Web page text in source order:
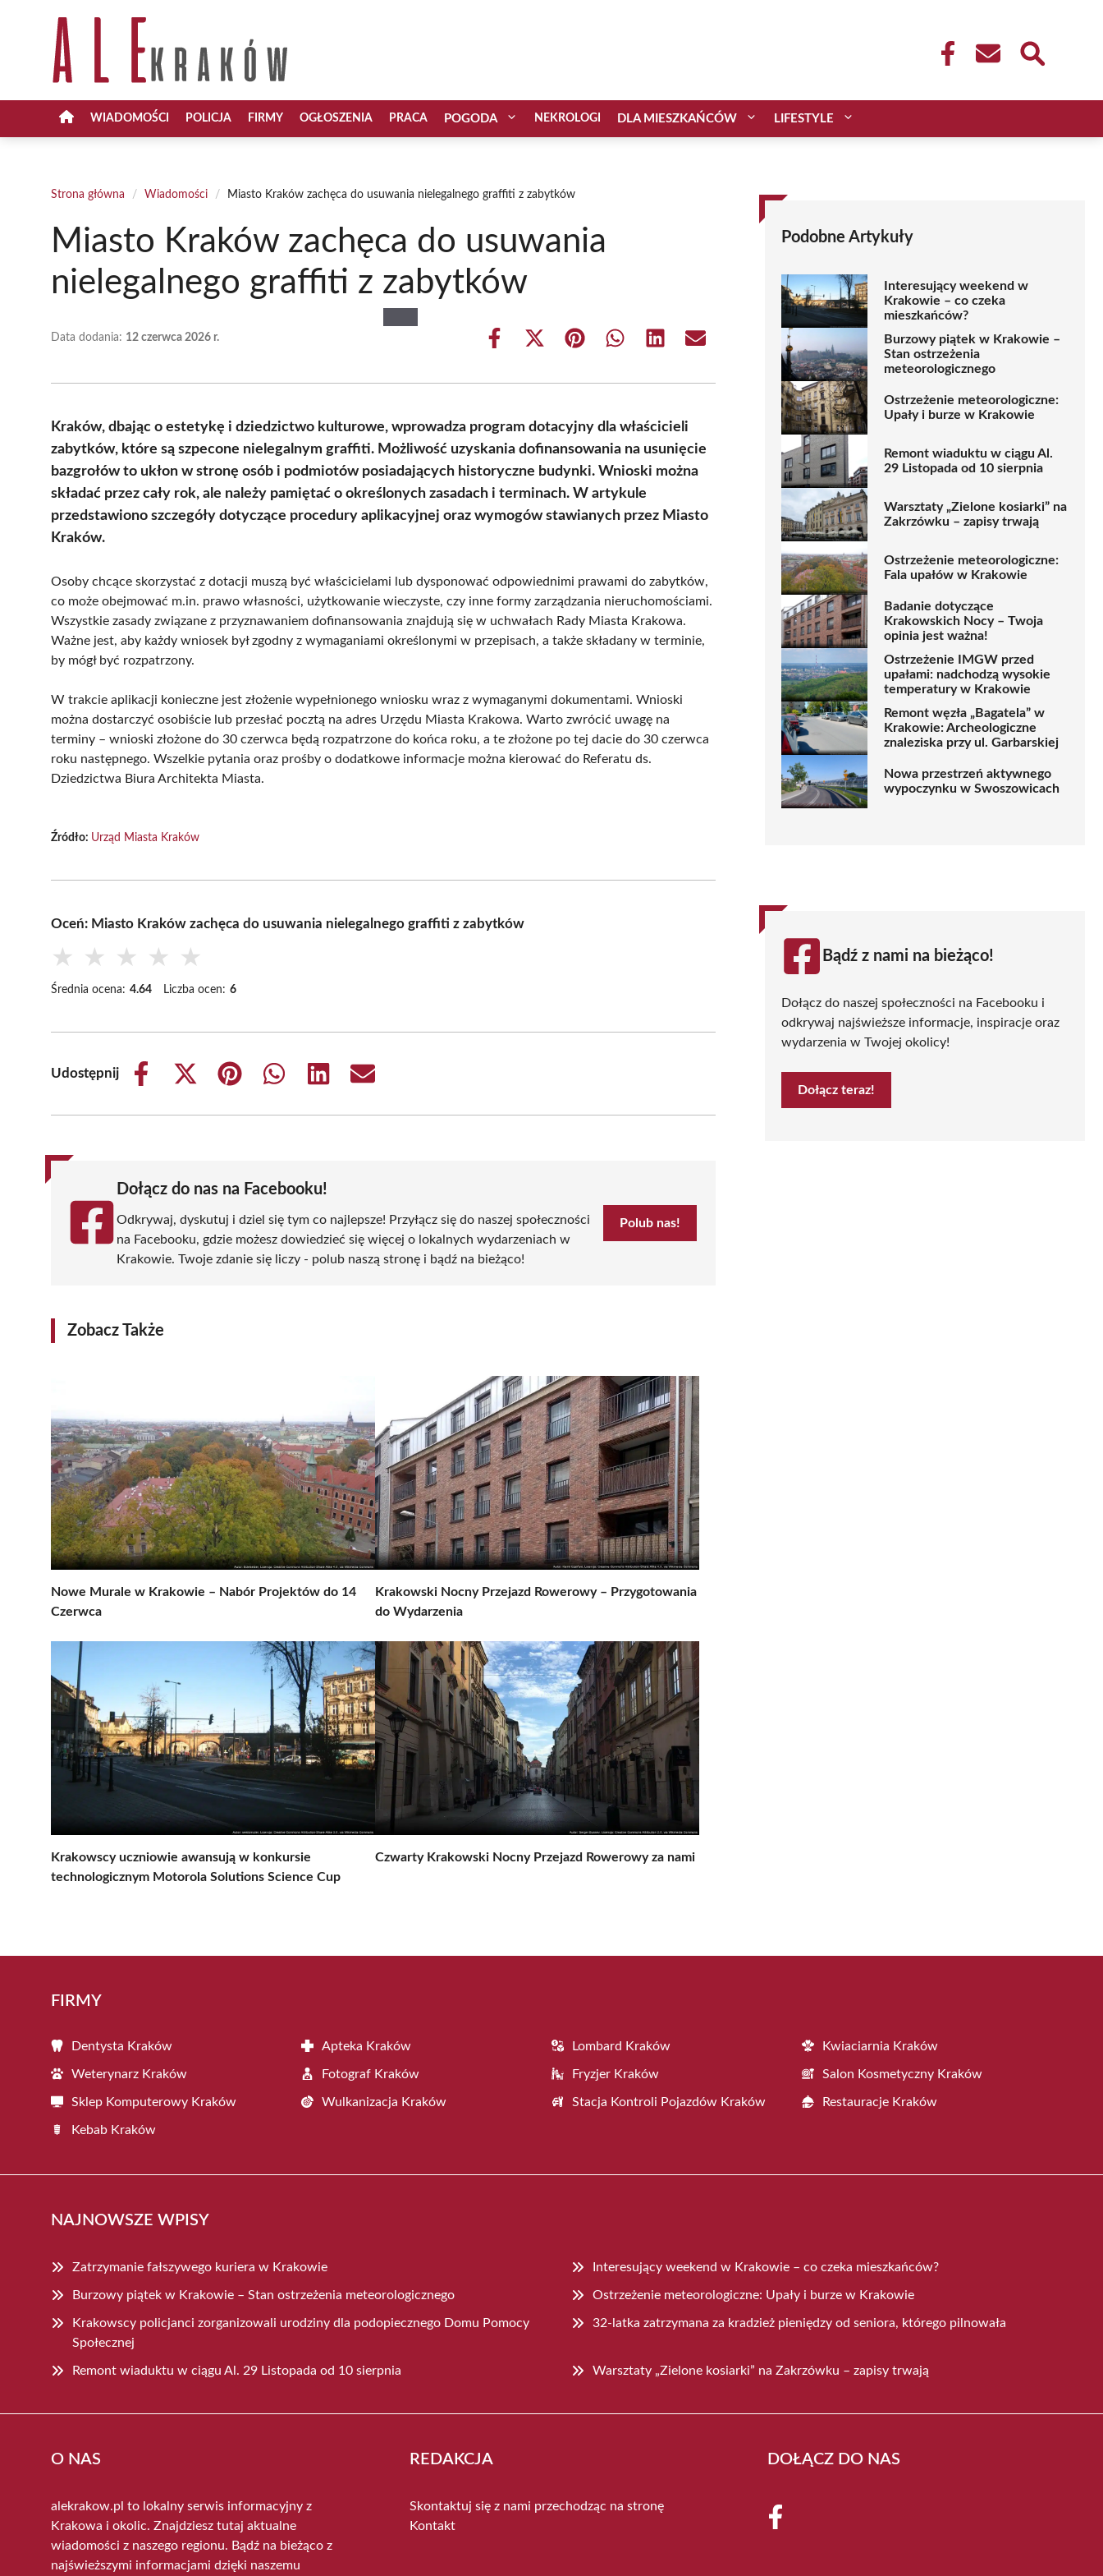
WIADOMOŚCI POLICJA FIRMY OGŁOSZENIA PRACA POGODA NEKROLOGI DLA MIESZKAŃCÓW LIFESTYLE
Strona główna / Wiadomości / Miasto Kraków zachęca do usuwania nielegalnego graffiti z zabytków
Miasto Kraków zachęca do usuwania
nielegalnego graffiti z zabytków
Data dodania: 12 czerwca 2026 r.
Share
Share
(Twitter)
Share Share Share Share
Kraków, dbając o estetykę i dziedzictwo kulturowe, wprowadza program dotacyjny dla właścicieli
zabytków, które są szpecone nielegalnym graffiti. Możliwość uzyskania dofinansowania na usunięcie
bazgrołów to ukłon w stronę osób i podmiotów posiadających historyczne budynki. Wnioski można
składać przez cały rok, ale należy pamiętać o określonych zasadach i terminach. W artykule
przedstawiono szczegóły dotyczące procedury aplikacyjnej oraz wymogów stawianych przez Miasto
Kraków.
Osoby chcące skorzystać z dotacji muszą być właścicielami lub dysponować odpowiednimi prawami do zabytków,
co może obejmować m.in. prawo własności, użytkowanie wieczyste, czy inne formy zarządzania nieruchomościami.
Wszystkie zasady związane z przyznawaniem dofinansowania znajdują się w uchwałach Rady Miasta Krakowa.
Ważne jest, aby każdy wniosek był zgodny z wymaganiami określonymi w przepisach, a także składany w terminie,
by mógł być rozpatrzony.
W trakcie aplikacji konieczne jest złożenie wypełnionego wniosku wraz z wymaganymi dokumentami. Wnioski
można dostarczyć osobiście lub przesłać pocztą na adres Urzędu Miasta Krakowa. Warto zwrócić uwagę na
terminy – wnioski złożone do 30 czerwca będą rozpatrzone do końca roku, a te złożone po tej dacie do 30 czerwca
roku następnego. Wszelkie pytania oraz prośby o dodatkowe informacje można kierować do Referatu ds.
Dziedzictwa Biura Architekta Miasta.
Źródło: Urząd Miasta Kraków
Oceń: Miasto Kraków zachęca do usuwania nielegalnego graffiti z zabytków
★ ★ ★ ★ ★
Średnia ocena: 4.64 Liczba ocen: 6
Udostępnij
Share
Share
(Twitter)
Share
Share
Share
Share
Dołącz do nas na Facebooku!
Odkrywaj, dyskutuj i dziel się tym co najlepsze! Przyłącz się do naszej społeczności
na Facebooku, gdzie możesz dowiedzieć się więcej o lokalnych wydarzeniach w
Krakowie. Twoje zdanie się liczy - polub naszą stronę i bądź na bieżąco!
Polub nas!
Zobacz Także
Nowe Murale w Krakowie – Nabór Projektów do 14
Czerwca
Krakowski Nocny Przejazd Rowerowy – Przygotowania
do Wydarzenia
Krakowscy uczniowie awansują w konkursie
technologicznym Motorola Solutions Science Cup
Czwarty Krakowski Nocny Przejazd Rowerowy za nami
Podobne Artykuły
Interesujący weekend w
Krakowie – co czeka
mieszkańców?
Burzowy piątek w Krakowie –
Stan ostrzeżenia
meteorologicznego
Ostrzeżenie meteorologiczne:
Upały i burze w Krakowie
Remont wiaduktu w ciągu Al.
29 Listopada od 10 sierpnia
Warsztaty „Zielone kosiarki” na
Zakrzówku – zapisy trwają
Ostrzeżenie meteorologiczne:
Fala upałów w Krakowie
Badanie dotyczące
Krakowskich Nocy – Twoja
opinia jest ważna!
Ostrzeżenie IMGW przed
upałami: nadchodzą wysokie
temperatury w Krakowie
Remont węzła „Bagatela” w
Krakowie: Archeologiczne
znaleziska przy ul. Garbarskiej
Nowa przestrzeń aktywnego
wypoczynku w Swoszowicach
Bądź z nami na bieżąco!
Dołącz do naszej społeczności na Facebooku i
odkrywaj najświeższe informacje, inspiracje oraz
wydarzenia w Twojej okolicy!
Dołącz teraz!
FIRMY
Dentysta Kraków Apteka Kraków Lombard Kraków Kwiaciarnia Kraków
Weterynarz Kraków Fotograf Kraków Fryzjer Kraków Salon Kosmetyczny Kraków
Sklep Komputerowy Kraków Wulkanizacja Kraków Stacja Kontroli Pojazdów Kraków Restauracje Kraków
Kebab Kraków
NAJNOWSZE WPISY
Zatrzymanie fałszywego kuriera w Krakowie Interesujący weekend w Krakowie – co czeka mieszkańców?
Burzowy piątek w Krakowie – Stan ostrzeżenia meteorologicznego Ostrzeżenie meteorologiczne: Upały i burze w Krakowie
Krakowscy policjanci zorganizowali urodziny dla podopiecznego Domu Pomocy
Społecznej
32-latka zatrzymana za kradzież pieniędzy od seniora, którego pilnowała
Remont wiaduktu w ciągu Al. 29 Listopada od 10 sierpnia Warsztaty „Zielone kosiarki” na Zakrzówku – zapisy trwają
O NAS
alekrakow.pl to lokalny serwis informacyjny z
Krakowa i okolic. Znajdziesz tutaj aktualne
wiadomości z naszego regionu. Bądź na bieżąco z
najświeższymi informacjami dzięki naszemu
REDAKCJA
Skontaktuj się z nami przechodząc na stronę
Kontakt
DOŁĄCZ DO NAS